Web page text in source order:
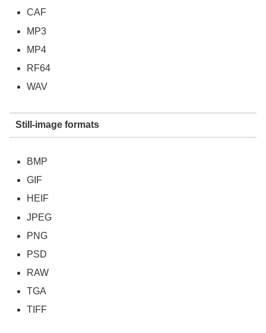
CAF
MP3
MP4
RF64
WAV
Still-image formats
BMP
GIF
HEIF
JPEG
PNG
PSD
RAW
TGA
TIFF